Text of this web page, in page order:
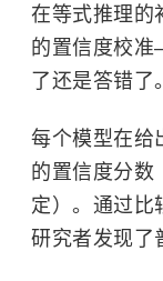
在等式推理的
的置信度校
了还是答错了。
每个模型在给
的置信度分数
定）。通过比
研究者发现了